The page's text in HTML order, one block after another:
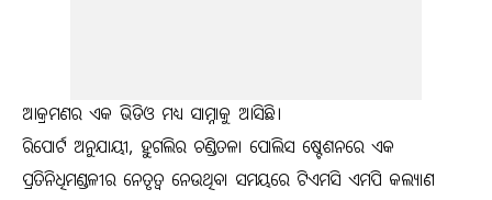
ଆକ୍ରମଣର ଏକ ଭିଡିଓ ମଧ୍ୟ ସାମ୍ନାକୁ ଆସିଛି।
ରିପୋର୍ଟ ଅନୁଯାୟୀ, ହୁଗଲିର ଚଣ୍ଡିତଳା ପୋଲିସ ଷ୍ଟେଶନରେ ଏକ
ପ୍ରତିନିଧିମଣ୍ଡଳୀର ନେତୃତ୍ୱ ନେଉଥିବା ସମୟରେ ଟିଏମସି ଏମପି କଲ୍ୟାଣ